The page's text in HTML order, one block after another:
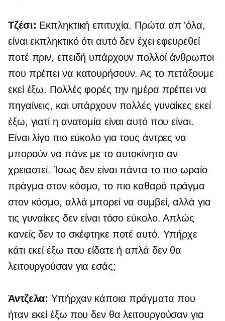
Τζέσι: Εκπληκτική επιτυχία. Πρώτα απ 'όλα,
είναι εκπληκτικό ότι αυτό δεν έχει εφευρεθεί
ποτέ πριν, επειδή υπάρχουν πολλοί άνθρωποι
που πρέπει να κατουρήσουν. Ας το πετάξουμε
εκεί έξω. Πολλές φορές την ημέρα πρέπει να
πηγαίνεις, και υπάρχουν πολλές γυναίκες εκεί
έξω, γιατί η ανατομία είναι αυτό που είναι.
Είναι λίγο πιο εύκολο για τους άντρες να
μπορούν να πάνε με το αυτοκίνητο αν
χρειαστεί. Ίσως δεν είναι πάντα το πιο ωραίο
πράγμα στον κόσμο, το πιο καθαρό πράγμα
στον κόσμο, αλλά μπορεί να συμβεί, αλλά για
τις γυναίκες δεν είναι τόσο εύκολο. Απλώς
κανείς δεν το σκέφτηκε ποτέ αυτό. Υπήρχε
κάτι εκεί έξω που είδατε ή απλά δεν θα
λειτουργούσαν για εσάς;
Άντζελα: Υπήρχαν κάποια πράγματα που
ήταν εκεί έξω που δεν θα λειτουργούσαν για